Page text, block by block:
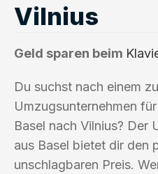
Vilnius
Geld sparen beim
Du suchst nach einem
Umzugsunternehmen
Basel nach Vilnius? Der
aus Basel bietet dir den
unschlagbaren Preis.